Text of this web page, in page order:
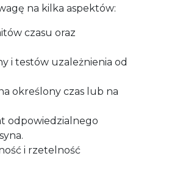
na kilka aspektów:
czasu oraz
i testów uzależnienia od
określony czas lub na
odpowiedzialnego
i rzetelność